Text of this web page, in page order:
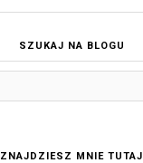
SZUKAJ NA BLOGU
ZNAJDZIESZ MNIE TUTAJ